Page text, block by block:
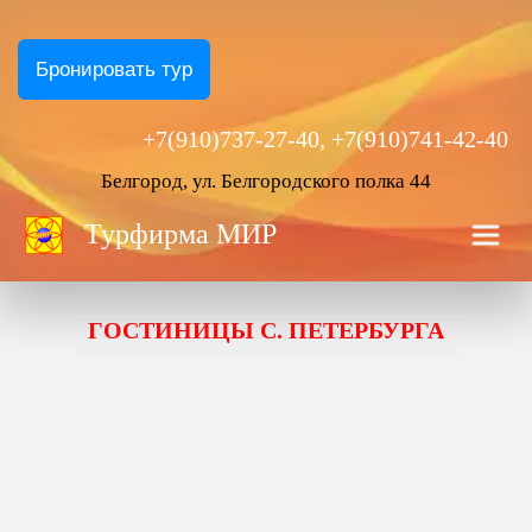
Бронировать тур
+7(910)737-27-40, +7(910)741-42-40
Белгород, ул. Белгородского полка 44
Турфирма МИР
ГОСТИНИЦЫ С. ПЕТЕРБУРГА